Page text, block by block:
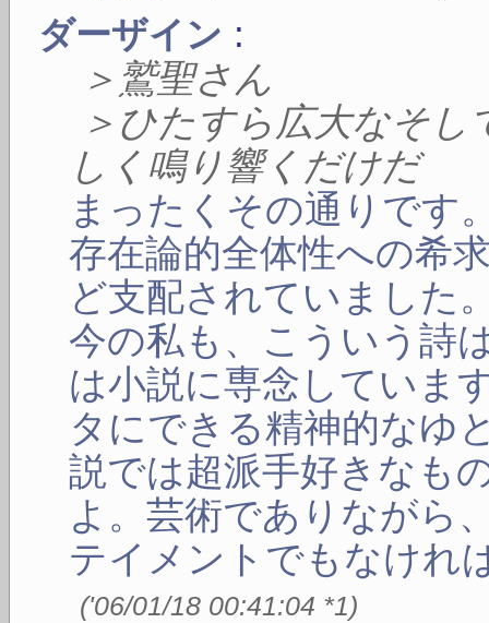
ダーザイン :
＞鷲聖さん
＞ひたすら広大なそ
しく鳴り響くだけだ
まったくその通りです
存在論的全体性への希
ど支配されていました
今の私も、こういう詩
は小説に専念していま
タにできる精神的なゆ
説では超派手好きなも
よ。芸術でありながら
テイメントでもなけれ
('06/01/18 00:41:04 *1)